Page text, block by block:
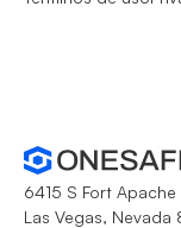
6415 S Fort
Las Vegas, Nevada